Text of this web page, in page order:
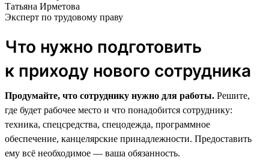
Татьяна Ирметова
Эксперт по трудовому праву
Что нужно подготовить
к приходу нового сотрудника
Продумайте, что сотруднику нужно для работы. Решите,
где будет рабочее место и что понадобится сотруднику:
техника, спецсредства, спецодежда, программное
обеспечение, канцелярские принадлежности. Предоставить
ему всё необходимое — ваша обязанность.